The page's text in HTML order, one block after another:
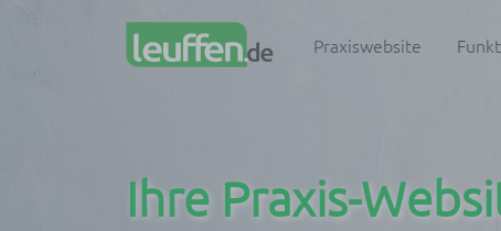
Praxiswebsite
Ihre Praxis-